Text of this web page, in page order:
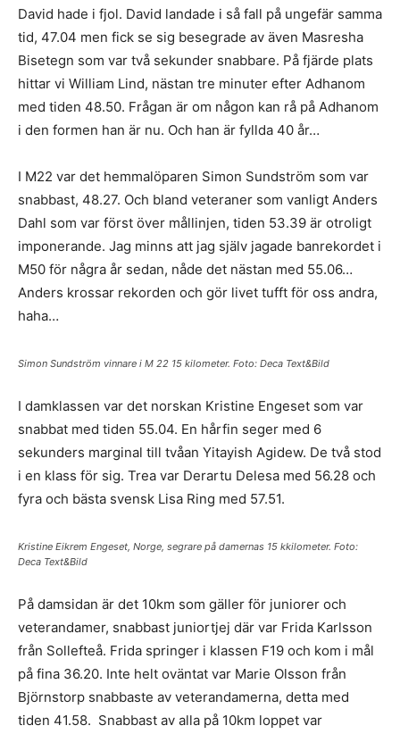
David hade i fjol. David landade i så fall på ungefär samma
tid, 47.04 men fick se sig besegrade av även Masresha
Bisetegn som var två sekunder snabbare. På fjärde plats
hittar vi William Lind, nästan tre minuter efter Adhanom
med tiden 48.50. Frågan är om någon kan rå på Adhanom
i den formen han är nu. Och han är fyllda 40 år…
I M22 var det hemmalöparen Simon Sundström som var
snabbast, 48.27. Och bland veteraner som vanligt Anders
Dahl som var först över mållinjen, tiden 53.39 är otroligt
imponerande. Jag minns att jag själv jagade banrekordet i
M50 för några år sedan, nåde det nästan med 55.06…
Anders krossar rekorden och gör livet tufft för oss andra,
haha…
Simon Sundström vinnare i M 22 15 kilometer. Foto: Deca Text&Bild
I damklassen var det norskan Kristine Engeset som var
snabbat med tiden 55.04. En hårfin seger med 6
sekunders marginal till tvåan Yitayish Agidew. De två stod
i en klass för sig. Trea var Derartu Delesa med 56.28 och
fyra och bästa svensk Lisa Ring med 57.51.
Kristine Eikrem Engeset, Norge, segrare på damernas 15 kkilometer. Foto:
Deca Text&Bild
På damsidan är det 10km som gäller för juniorer och
veterandamer, snabbast juniortjej där var Frida Karlsson
från Sollefteå. Frida springer i klassen F19 och kom i mål
på fina 36.20. Inte helt oväntat var Marie Olsson från
Björnstorp snabbaste av veterandamerna, detta med
tiden 41.58. Snabbast av alla på 10km loppet var